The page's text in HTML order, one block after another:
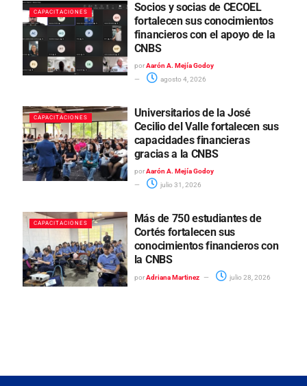
CAPACITACIONES
Socios y socias de CECOEL
fortalecen sus conocimientos
financieros con el apoyo de la
CNBS
por Aarón A. Mejía Godoy
agosto 4, 2026
CAPACITACIONES
Universitarios de la José
Cecilio del Valle fortalecen sus
capacidades financieras
gracias a la CNBS
por Aarón A. Mejía Godoy
julio 31, 2026
CAPACITACIONES
Más de 750 estudiantes de
Cortés fortalecen sus
conocimientos financieros con
la CNBS
por Adriana Martinez julio 28, 2026